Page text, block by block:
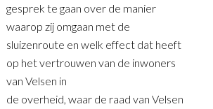
gesprek te gaan over de manier
waarop zij omgaan met de
sluizenroute en welk effect dat heeft
op het vertrouwen van de inwoners
van Velsen in
de overheid, waar de raad van Velsen